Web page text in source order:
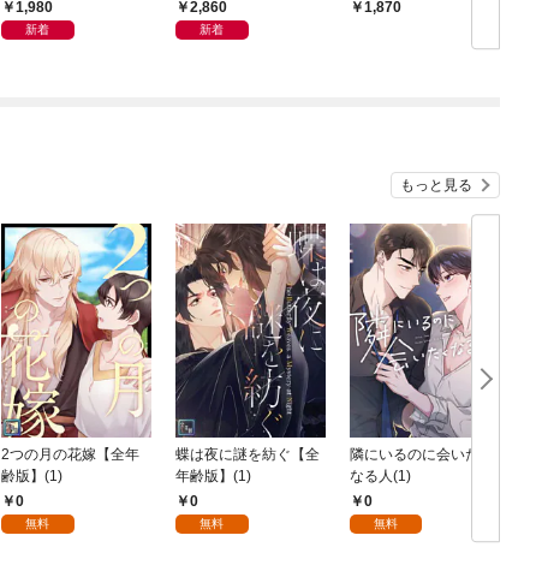
1,980
新着
ターダンスの基本
2,860
新着
1,870
もっと見る
2つの月の花嫁【全年
齢版】(1)
0
無料
蝶は夜に謎を紡ぐ【全
年齢版】(1)
0
無料
隣にいるのに会いたく
なる人(1)
0
無料